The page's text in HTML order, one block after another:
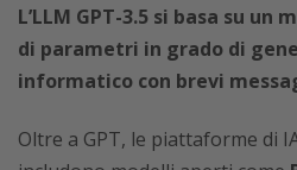
L’LLM GPT-3.5 si basa su un
di parametri in grado di
informatico con brevi
Oltre a GPT, le piattaforme di